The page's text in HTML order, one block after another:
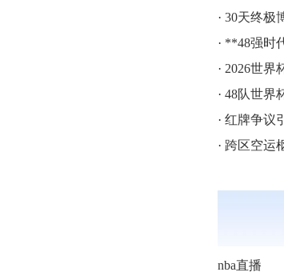
· 30天终极
· **48强时代
· 2026世界
· 48队世界
· 红牌争议引
· 跨区空运枢纽
nba直播